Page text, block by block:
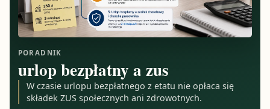
PORADNIK
urlop bezpłatny a zus
W czasie urlopu bezpłatnego z etatu nie opłaca się
składek ZUS społecznych ani zdrowotnych.